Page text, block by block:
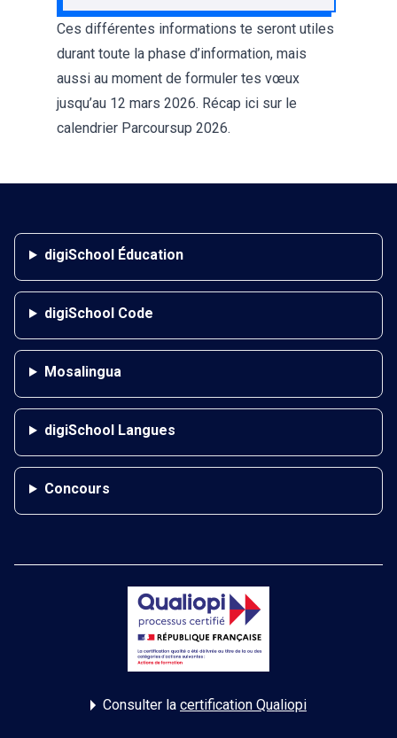
Ces différentes informations te seront utiles
durant toute la phase d’information, mais
aussi au moment de formuler tes vœux
jusqu’au 12 mars 2026. Récap ici sur le
calendrier Parcoursup 2026.
digiSchool Éducation
digiSchool Code
Mosalingua
digiSchool Langues
Concours
Consulter la certification Qualiopi